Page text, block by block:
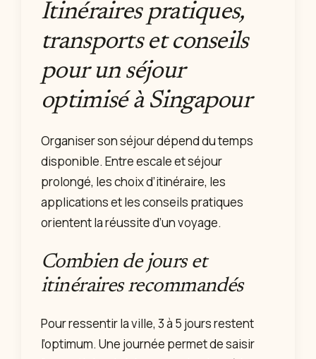
Itinéraires pratiques,
transports et conseils
pour un séjour
optimisé à Singapour
Organiser son séjour dépend du temps
disponible. Entre escale et séjour
prolongé, les choix d’itinéraire, les
applications et les conseils pratiques
orientent la réussite d’un voyage.
Combien de jours et
itinéraires recommandés
Pour ressentir la ville, 3 à 5 jours restent
l’optimum. Une journée permet de saisir